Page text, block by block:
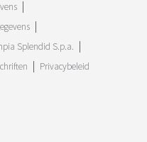
Splendid S.p.a.
Privacybeleid